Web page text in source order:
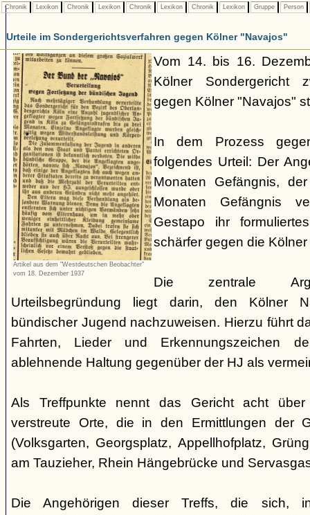
Chronik Lexikon Chronik Lexikon Chronik Lexikon Chronik Lexikon Gruppe Person
Urteile im Sondergerichtsverfahren gegen Kölner "Navajos"
Artikel aus dem "Westdeutschen Beobachter"
vom 18. Dezember 1937
Vom 14. bis 16.
Kölner Sondergericht
gegen Kölner "Navajos"
In dem Prozess
folgendes Urteil: Der
Monaten Gefängnis,
Monaten Gefängnis
Gestapo ihr
schärfer gegen die
Die zentrale
Urteilsbegründung liegt darin, den Kölner
bündischer Jugend nachzuweisen. Hierzu führt
Fahrten, Lieder und Erkennungszeichen
ablehnende Haltung gegenüber der HJ als
Als Treffpunkte nennt das Gericht acht
verstreute Orte, die in den Ermittlungen der
(Volksgarten, Georgsplatz, Appellhofplatz,
am Tauzieher, Rhein Hängebrücke und
Die Angehörigen dieser Treffs, die sich,